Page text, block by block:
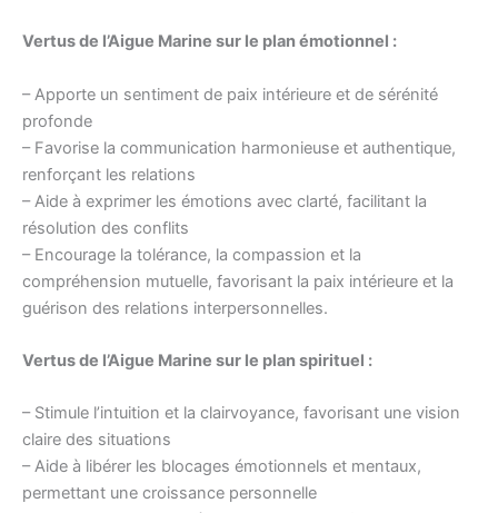
Vertus de l’Aigue Marine sur le plan émotionnel :
– Apporte un sentiment de paix intérieure et de sérénité
profonde
– Favorise la communication harmonieuse et authentique,
renforçant les relations
– Aide à exprimer les émotions avec clarté, facilitant la
résolution des conflits
– Encourage la tolérance, la compassion et la
compréhension mutuelle, favorisant la paix intérieure et la
guérison des relations interpersonnelles.
Vertus de l’Aigue Marine sur le plan spirituel :
– Stimule l’intuition et la clairvoyance, favorisant une vision
claire des situations
– Aide à libérer les blocages émotionnels et mentaux,
permettant une croissance personnelle